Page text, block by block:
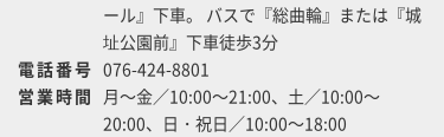
ール』下車。 バスで『総曲輪』または『城
址公園前』下車徒歩3分
電話番号 076-424-8801
営業時間 月～金／10:00～21:00、土／10:00～
20:00、日・祝日／10:00～18:00